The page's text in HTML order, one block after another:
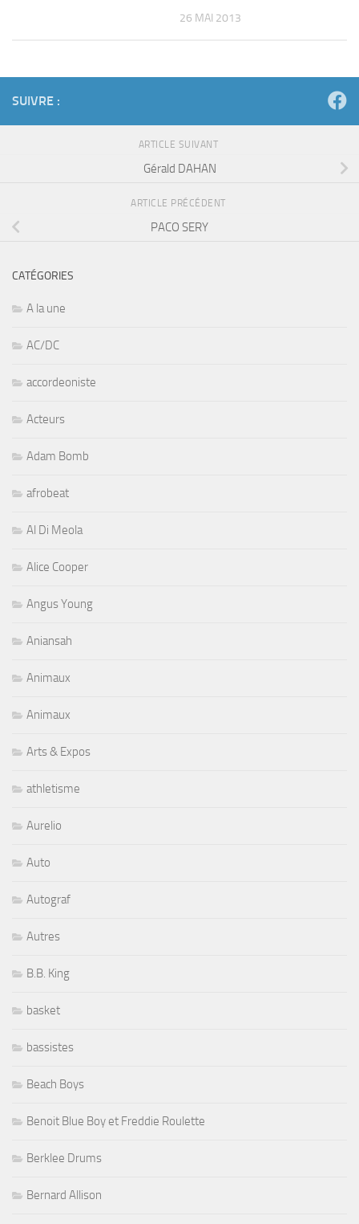
26 MAI 2013
SUIVRE :
ARTICLE SUIVANT
Gérald DAHAN
ARTICLE PRÉCÉDENT
PACO SERY
CATÉGORIES
A la une
AC/DC
accordeoniste
Acteurs
Adam Bomb
afrobeat
Al Di Meola
Alice Cooper
Angus Young
Aniansah
Animaux
Animaux
Arts & Expos
athletisme
Aurelio
Auto
Autograf
Autres
B.B. King
basket
bassistes
Beach Boys
Benoit Blue Boy et Freddie Roulette
Berklee Drums
Bernard Allison